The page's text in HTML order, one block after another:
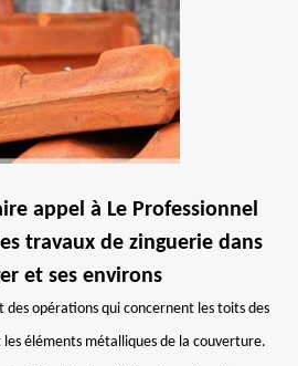
appel à Le Professionnel
travaux de zinguerie dans
et ses environs
des opérations qui concernent les toits des
éléments métalliques de la couverture.